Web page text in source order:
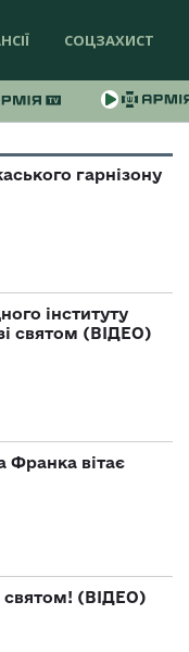
СОЦЗАХИСТ
гарнізону
інституту
святом (ВІДЕО)
Франка вітає
святом! (ВІДЕО)